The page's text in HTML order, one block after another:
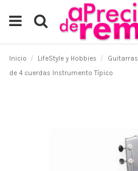
Inicio LifeStyle y Hobbies Guitarras
de 4 cuerdas Instrumento Típico